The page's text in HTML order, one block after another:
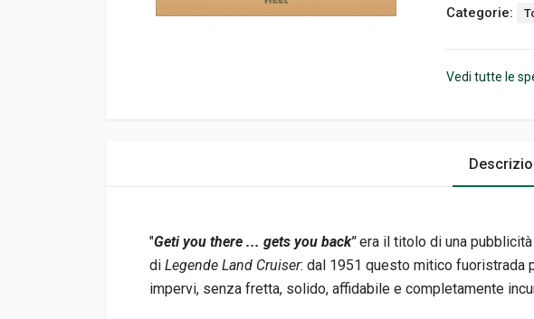
Categorie:
Vedi tutte le
"Geti you there ... gets you back"era il titolo di una
di Legende Land Cruiser: dal 1951 questo mitico fuoristrada
impervi, senza fretta, solido, affidabile e completamente